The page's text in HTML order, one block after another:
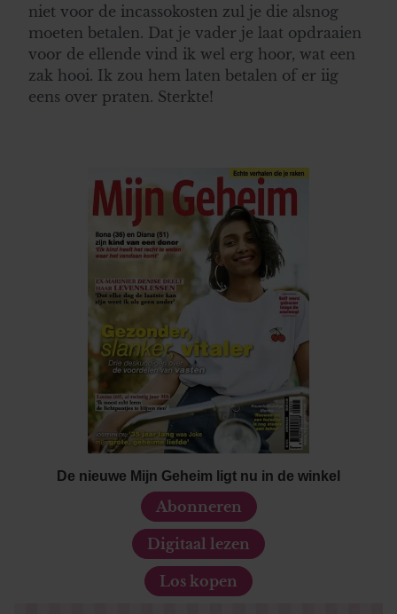
partners voor social media, adverteren en analyse. Deze
partners kunnen deze gegevens combineren met andere
informatie die u aan ze heeft verstrekt of die ze hebben
verzameld op basis van uw gebruik van hun services. U
gaat akkoord met onze cookies als u onze website blijft
niet voor de incassokosten zul je die alsnog
moeten betalen. Dat je vader je laat opdraaien
voor de ellende vind ik wel erg hoor, wat een
zak hooi. Ik zou hem laten betalen of er iig
eens over praten. Sterkte!
De nieuwe Mijn Geheim ligt nu in de winkel
Abonneren
Digitaal lezen
Los kopen